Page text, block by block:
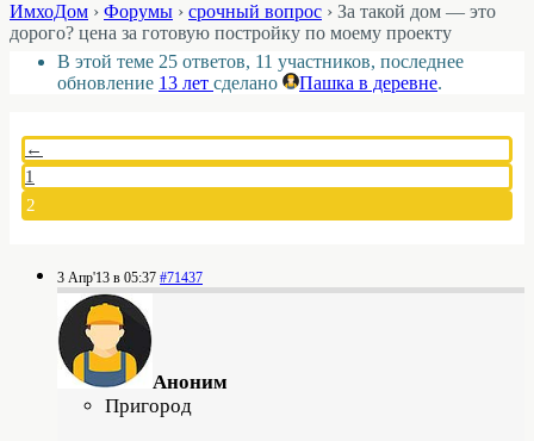
ИмхоДом › Форумы › срочный вопрос › За такой дом — это
дорого? цена за готовую постройку по моему проекту
В этой теме 25 ответов, 11 участников, последнее
обновление 13 лет сделано Пашка в деревне.
←
1
2
3 Апр'13 в 05:37 #71437
Аноним
Пригород